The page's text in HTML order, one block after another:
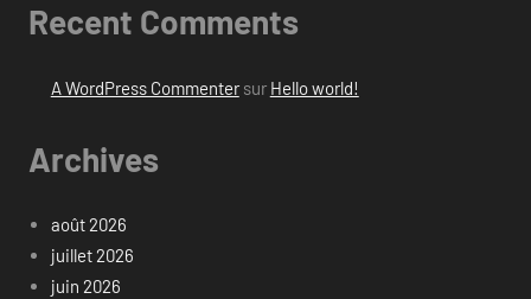
Recent Comments
A WordPress Commentersur Hello world!
Archives
août 2026
juillet 2026
juin 2026